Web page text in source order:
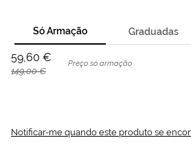
Só Armação
59,60 €
149,00 €
Preço só armação
Graduadas
Notificar-me quando este produto se